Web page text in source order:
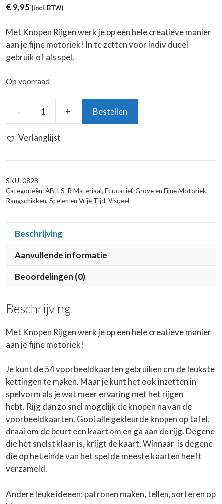
€9,95 (incl. BTW)
Met Knopen Rijgen werk je op een hele creatieve manier
aan je fijne motoriek! In te zetten voor individueel
gebruik of als spel.
Op voorraad
-
Knopen
+ Bestellen
Verlanglijst
SKU:0828
Categorieën:ABLLS-R Materiaal, Educatief, Grove en Fijne Motoriek,
Rangschikken, Spelen en Vrije Tijd, Visueel
Beschrijving
Aanvullende informatie
Beoordelingen (0)
Beschrijving
Met Knopen Rijgen werk je op een hele creatieve manier
aan je fijne motoriek!
Je kunt de 54 voorbeeldkaarten gebruiken om de leukste
kettingen te maken. Maar je kunt het ook inzetten in
spelvorm als je wat meer ervaring met het rijgen
hebt. Rijg dan zo snel mogelijk de knopen na van de
voorbeeldkaarten. Gooi alle gekleurde knopen op tafel,
draai om de beurt een kaart om en ga aan de rijg. Degene
die het snelst klaar is, krijgt de kaart. Winnaar is degene
die op het einde van het spel de meeste kaarten heeft
verzameld.
Andere leuke ideeen: patronen maken, tellen, sorteren op